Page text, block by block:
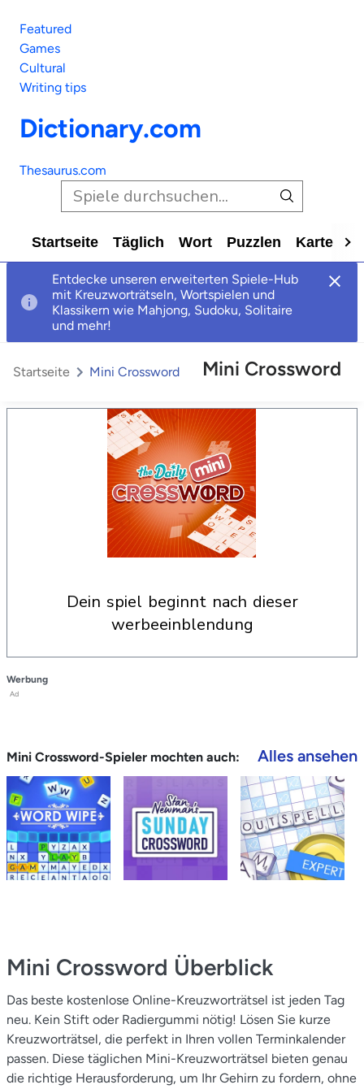
Featured
Games
Cultural
Writing tips
Dictionary.com
Thesaurus.com
Startseite Täglich Wort Puzzlen Karte
Entdecke unseren erweiterten Spiele-Hub
mit Kreuzworträtseln, Wortspielen und
Klassikern wie Mahjong, Sudoku, Solitaire
und mehr!
Mini Crossword
Startseite Mini Crossword
dein spiel beginnt nach dieser
werbeeinblendung
Werbung
Ad
Mini Crossword-Spieler mochten auch: Alles ansehen
Mini Crossword Überblick
Das beste kostenlose Online-Kreuzworträtsel ist jeden Tag
neu. Kein Stift oder Radiergummi nötig! Lösen Sie kurze
Kreuzworträtsel, die perfekt in Ihren vollen Terminkalender
passen. Diese täglichen Mini-Kreuzworträtsel bieten genau
die richtige Herausforderung, um Ihr Gehirn zu fordern, ohne